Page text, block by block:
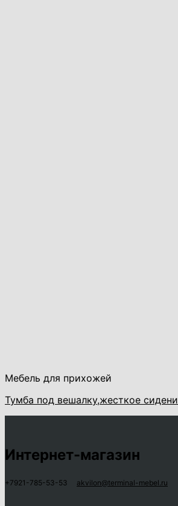
Мебель для прихожей
Тумба под вешалку,жесткое
Интернет-магазин
+7921-785-53-53 akvilon@terminal-mebel.ru